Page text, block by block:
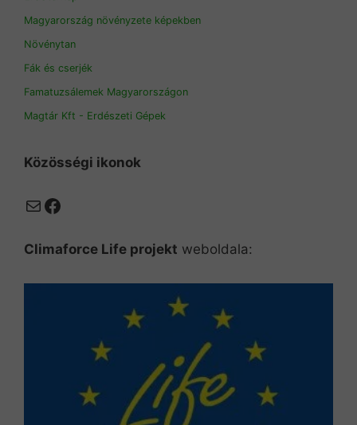
Magyarország növényzete képekben
Növénytan
Fák és cserjék
Famatuzsálemek Magyarországon
Magtár Kft - Erdészeti Gépek
Közösségi ikonok
MailFacebook
Climaforce Life projekt weboldala: